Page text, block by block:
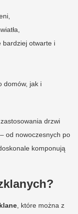
bardziej otwarte i
domów, jak i
drzwi
od nowoczesnych po
komponują
, które można z